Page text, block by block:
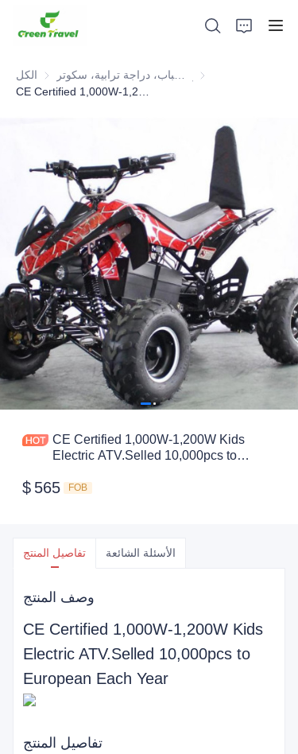
الكل
CE Certified 1,000W-1,200W Kids
Electric ATV.Selled 10,000pcs to
$ 565 FOB
تفاصيل المنتج الأسئلة الشائعة
وصف المنتج
CE Certified 1,000W-1,200W Kids
Electric ATV.Selled 10,000pcs to
European Each Year
تفاصيل المنتج
منتجات
معلومات عنا
الأخبار وقضايا التعاون
قواعد التصنيع والعمليات
يدعم